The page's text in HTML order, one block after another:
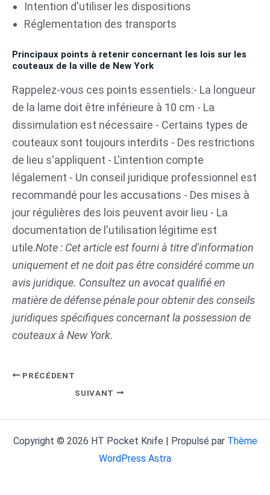
Intention d'utiliser les dispositions
Réglementation des transports
Principaux points à retenir concernant les lois sur les
couteaux de la ville de New York
Rappelez-vous ces points essentiels:- La longueur
de la lame doit être inférieure à 10 cm - La
dissimulation est nécessaire - Certains types de
couteaux sont toujours interdits - Des restrictions
de lieu s'appliquent - L'intention compte
légalement - Un conseil juridique professionnel est
recommandé pour les accusations - Des mises à
jour régulières des lois peuvent avoir lieu - La
documentation de l'utilisation légitime est
utile.Note : Cet article est fourni à titre d'information
uniquement et ne doit pas être considéré comme un
avis juridique. Consultez un avocat qualifié en
matière de défense pénale pour obtenir des conseils
juridiques spécifiques concernant la possession de
couteaux à New York.
PRÉCÉDENT
SUIVANT
Copyright © 2026 HT Pocket Knife | Propulsé par Thème
WordPress Astra